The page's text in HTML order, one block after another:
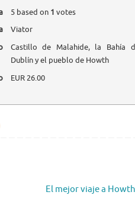
5based on 1 votes
Viator
Castillo de Malahide, la Bahía
Dublín y el pueblo de Howth
EUR26.00
El mejor viaje a